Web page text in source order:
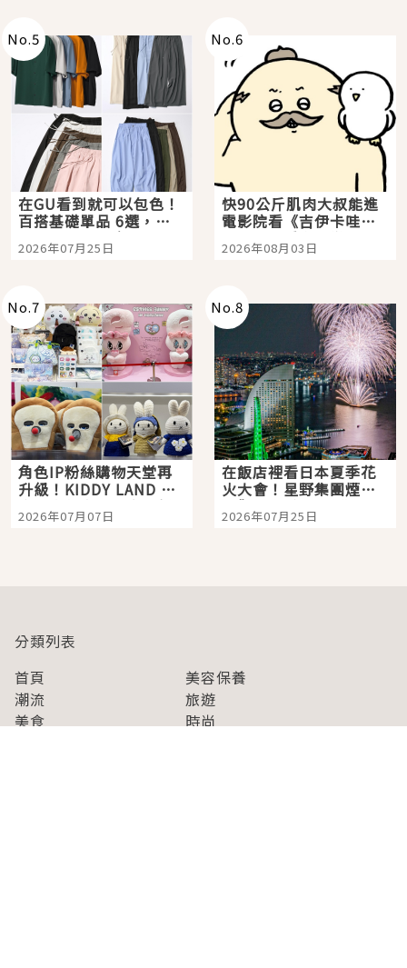
No.5
在GU看到就可以包色！
百搭基礎單品 6選，閉
眼全收也不心疼
2026年07月25日
No.6
快90公斤肌肉大叔能進
電影院看《吉伊卡哇》
嗎？日本重金屬樂團
「打首」會長與nagano
2026年08月03日
No.7
角色IP粉絲購物天堂再
升級！KIDDY LAND 原
宿店吉伊卡哇迎客，新
開幕 OMOKADO 店3分
2026年07月07日
No.8
在飯店裡看日本夏季花
火大會！星野集團煙火
景觀飯店6選，讓你不用
人擠人悠閒欣賞
2026年07月25日
分類列表
首頁
美容保養
潮流
旅遊
美食
時尚